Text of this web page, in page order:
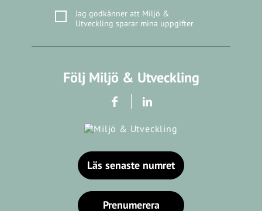
Jag godkänner att Miljö &
Utveckling sparar mina uppgifter
Följ Miljö & Utveckling
Läs senaste numret
Prenumerera